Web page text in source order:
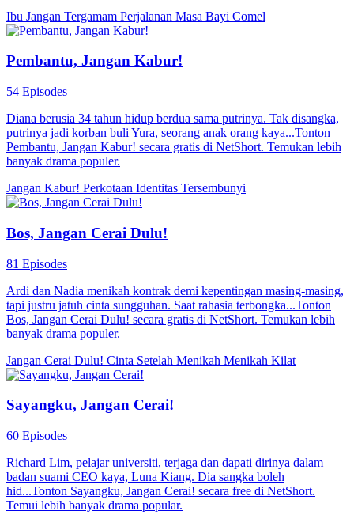
Ibu Jangan Tergamam Perjalanan Masa Bayi Comel
Pembantu, Jangan Kabur!
54 Episodes
Diana berusia 34 tahun hidup berdua sama putrinya. Tak disangka,
putrinya jadi korban buli Yura, seorang anak orang kaya...Tonton
Pembantu, Jangan Kabur! secara gratis di NetShort. Temukan lebih
banyak drama populer.
Jangan Kabur! Perkotaan Identitas Tersembunyi
Bos, Jangan Cerai Dulu!
81 Episodes
Ardi dan Nadia menikah kontrak demi kepentingan masing-masing,
tapi justru jatuh cinta sungguhan. Saat rahasia terbongka...Tonton
Bos, Jangan Cerai Dulu! secara gratis di NetShort. Temukan lebih
banyak drama populer.
Jangan Cerai Dulu! Cinta Setelah Menikah Menikah Kilat
Sayangku, Jangan Cerai!
60 Episodes
Richard Lim, pelajar universiti, terjaga dan dapati dirinya dalam
badan suami CEO kaya, Luna Kiang. Dia sangka boleh
hid...Tonton Sayangku, Jangan Cerai! secara free di NetShort.
Temui lebih banyak drama popular.